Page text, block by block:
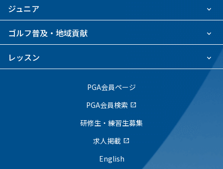
ジュニア
ゴルフ普及・地域貢献
レッスン
PGA会員ページ
PGA会員検索 open_in_new
研修生・練習生募集
求人掲載 open_in_new
English